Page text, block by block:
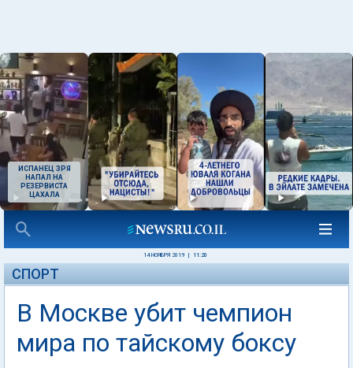
ИСПАНЕЦ ЗРЯ
НАПАЛ НА
РЕЗЕРВИСТА
ЦАХАЛА
14 НОЯБРЯ 2019 11:20
СПОРТ
В Москве убит чемпион
мира по тайскому боксу